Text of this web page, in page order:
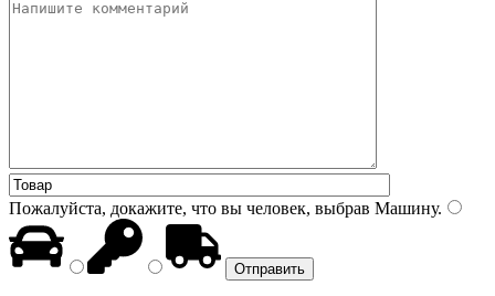
Пожалуйста, докажите, что вы человек, выбрав Машину.